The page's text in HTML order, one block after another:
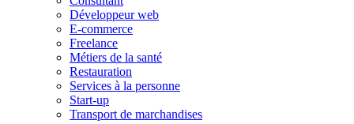
Développeur web
E-commerce
Freelance
Métiers de la santé
Restauration
Services à la personne
Start-up
Transport de marchandises